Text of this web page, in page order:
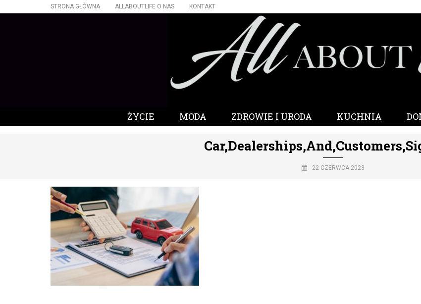
STRONA GŁÓWNA ALLABOUTLIFE O NAS KONTAKT
ŻYCIE MODA ZDROWIE I URODA KUCHNIA
22 CZERWCA 2023